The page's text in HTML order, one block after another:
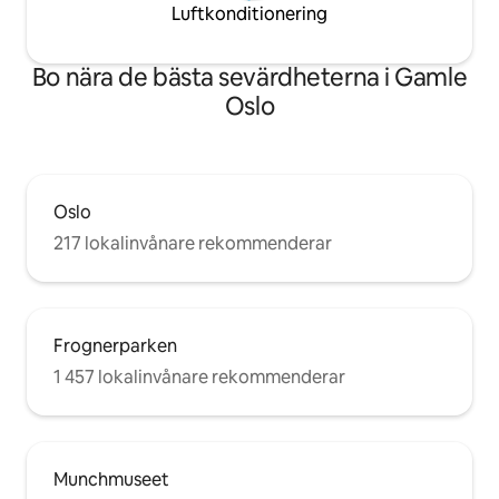
Luftkonditionering
Bo nära de bästa sevärdheterna i Gamle
Oslo
Oslo
217 lokalinvånare rekommenderar
Frognerparken
1 457 lokalinvånare rekommenderar
Munchmuseet